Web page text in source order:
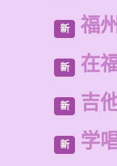
新 福
新 在
新 吉
新 学